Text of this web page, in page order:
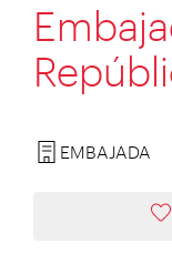
EMBAJADA